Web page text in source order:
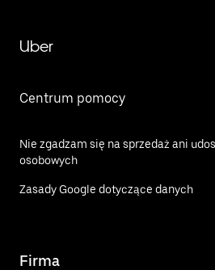
Uber
Centrum pomocy
Nie zgadzam się na sprzedaż ani
osobowych
Zasady Google dotyczące danych
Firma